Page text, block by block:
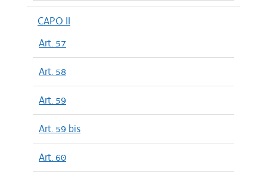
CAPO II
Art. 57
Art. 58
Art. 59
Art. 59 bis
Art. 60